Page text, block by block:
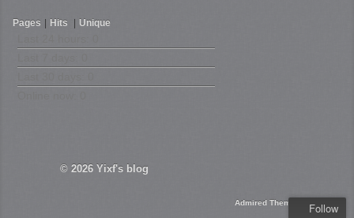
Pages Hits Unique
© 2026 Yixf's blog
Admired Theme Follow